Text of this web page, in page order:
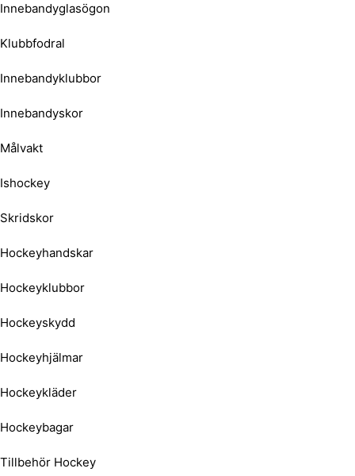
Innebandyglasögon
Klubbfodral
Innebandyklubbor
Innebandyskor
Målvakt
Ishockey
Skridskor
Hockeyhandskar
Hockeyklubbor
Hockeyskydd
Hockeyhjälmar
Hockeykläder
Hockeybagar
Tillbehör Hockey